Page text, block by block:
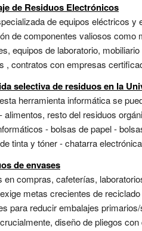
de Residuos Electrónicos
de equipos eléctricos
de componentes valiosos
equipos de laboratorio,
, contratos con empresas
selectiva de residuos en la
herramienta informática se
alimentos, resto del residuos
- bolsas de papel -
tinta y tóner - chatarra
de envases
en compras, cafeterías,
metas crecientes de
para reducir embalajes
diseño de pliegos